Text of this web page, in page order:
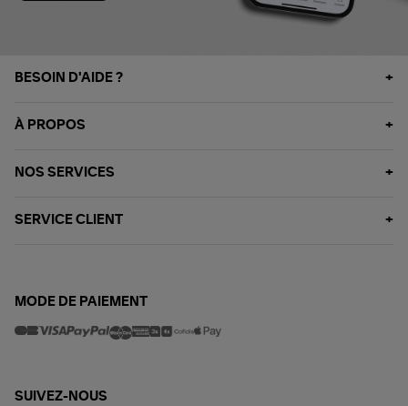
BESOIN D'AIDE ?
À PROPOS
NOS SERVICES
SERVICE CLIENT
MODE DE PAIEMENT
SUIVEZ-NOUS